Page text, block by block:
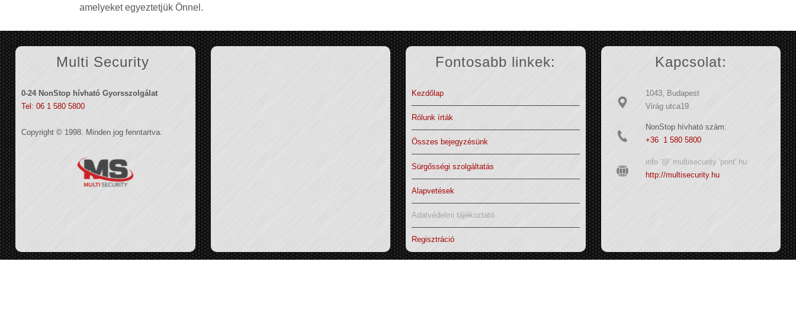
amelyeket egyeztetjük Önnel.
Multi Security
0-24 NonStop hívható Gyorsszolgálat
Tel: 06 1 580 5800
Copyright © 1998. Minden jog fenntartva.
Fontosabb linkek:
Kezdőlap
Rólunk írták
Összes bejegyzésünk
Sürgősségi szolgáltatás
Alapvetések
Adatvédelmi tájékoztató
Regisztráció
Kapcsolat:
1043, Budapest
Virág utca19.
NonStop hívható szám:
+36 1 580 5800
info '@' multisecurity 'pont' hu
http://multisecurity.hu